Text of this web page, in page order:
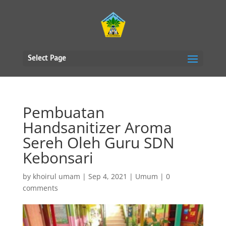
Select Page
Pembuatan
Handsanitizer Aroma
Sereh Oleh Guru SDN
Kebonsari
by khoirul umam | Sep 4, 2021 | Umum | 0
comments